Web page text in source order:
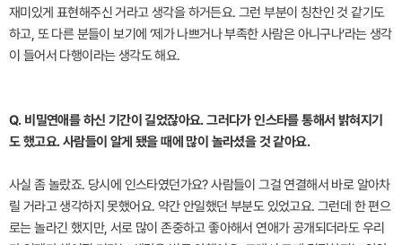
재미있게 표현해주신 거라고 생각을 하거든요. 그런 부분이 칭찬인 것 같기도
하고, 또 다른 분들이 보기에 ‘제가 나쁘거나 부족한 사람은 아니구나’라는 생각
이 들어서 다행이라는 생각도 해요.
Q. 비밀연애를 하신 기간이 길었잖아요. 그러다가 인스타를 통해서 밝혀지기
도 했고요. 사람들이 알게 됐을 때에 많이 놀라셨을 것 같아요.
사실 좀 놀랐죠. 당시에 인스타였던가요? 사람들이 그걸 연결해서 바로 알아차
릴 거라고 생각하지 못했어요. 약간 안일했던 부분도 있었고요. 그런데 한 편으
로는 놀라긴 했지만, 서로 많이 존중하고 좋아해서 연애가 공개되더라도 우리